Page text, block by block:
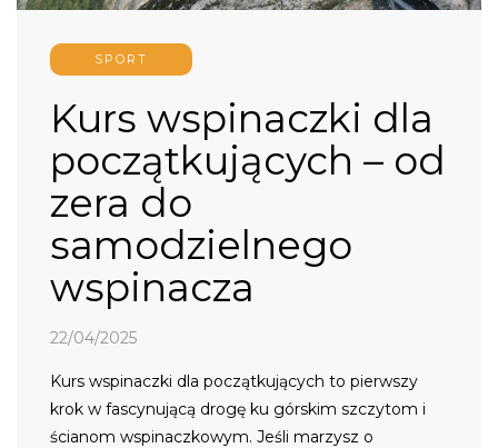
SPORT
Kurs wspinaczki dla
początkujących – od
zera do
samodzielnego
wspinacza
22/04/2025
Kurs wspinaczki dla początkujących to pierwszy
krok w fascynującą drogę ku górskim szczytom i
ścianom wspinaczkowym. Jeśli marzysz o